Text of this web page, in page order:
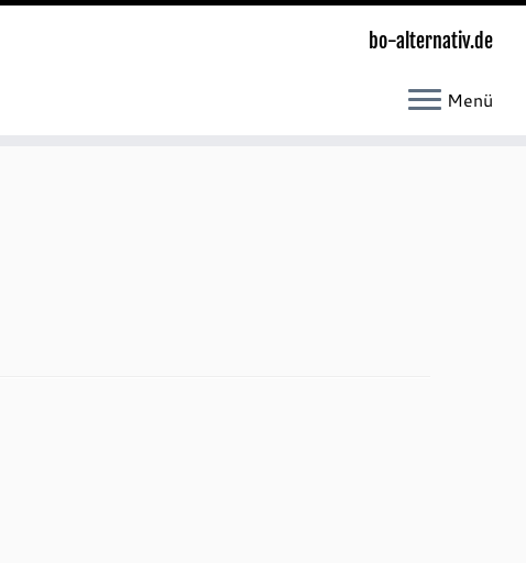
bo-alternativ.de
Menü